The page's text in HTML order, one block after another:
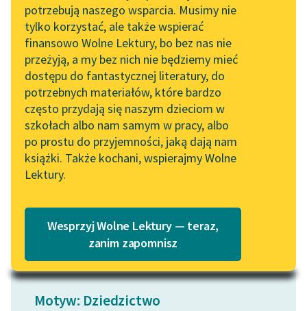
Lab
Zapraszamy na spotkanie
online z tłumaczkami
literatury skandynawskiej
Spotkanie z Katarzyną
Tunkiel w Oslo
102. lata temu zmarł
Joseph Conrad
Lektury szkolne i klasyka
literatury do słuchania dla
uczennic i uczniów z
Przewodnik dla piszących i
czytających
API
OAI-PMH
Widget Wolnych Lektur
Przypisy
Katalog w formacie PDF
potrzebują naszego wsparcia. Musimy nie
tylko korzystać, ale także wspierać
finansowo Wolne Lektury, bo bez nas nie
przeżyją, a my bez nich nie będziemy mieć
dostępu do fantastycznej literatury, do
potrzebnych materiałów, które bardzo
często przydają się naszym dzieciom w
szkołach albo nam samym w pracy, albo
po prostu do przyjemności, jaką dają nam
książki. Także kochani, wspierajmy Wolne
Lektury.
Wesprzyj Wolne Lektury — teraz,
zanim zapomnisz
nadzieje
Radziwiłłowi
Tak róść, mały
Michniku, jakobyś mógł
sławnych
Przodków swych
doróść, onych
Radziwiłłów dawnych;
Czytaj więcej
Motyw: Dziedzictwo